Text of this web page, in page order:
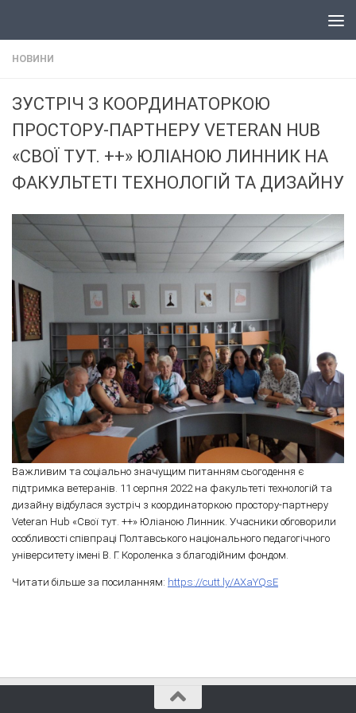
НОВИНИ
ЗУСТРІЧ З КООРДИНАТОРКОЮ
ПРОСТОРУ-ПАРТНЕРУ VETERAN HUB
«СВОЇ ТУТ. ++» ЮЛІАНОЮ ЛИННИК НА
ФАКУЛЬТЕТІ ТЕХНОЛОГІЙ ТА ДИЗАЙНУ
Важливим та соціально значущим питанням сьогодення є
підтримка ветеранів. 11 серпня 2022 на факультеті технологій та
дизайну відбулася зустріч з координаторкою простору-партнеру
Veteran Hub «Свої тут. ++» Юліаною Линник. Учасники обговорили
особливості співпраці Полтавського національного педагогічного
університету імені В. Г. Короленка з благодійним фондом.
Читати більше за посиланням: https://cutt.ly/AXaYQsE